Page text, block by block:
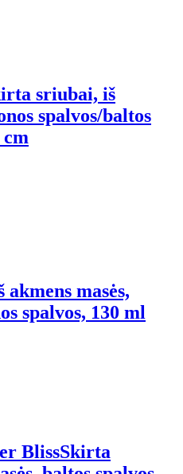
sriubai, iš
spalvos/baltos
cm
akmens masės,
spalvos, 130 ml
BlissSkirta